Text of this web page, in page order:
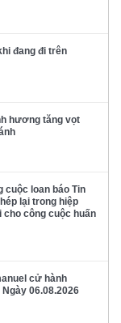
đang đi trên
hương tăng vọt
cuộc loan báo Tin
lại trong hiệp
công cuộc huấn
cử hành
06.08.2026